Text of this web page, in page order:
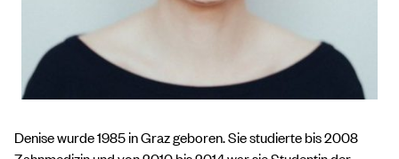
Denise wurde 1985 in Graz geboren. Sie studierte bis 2008